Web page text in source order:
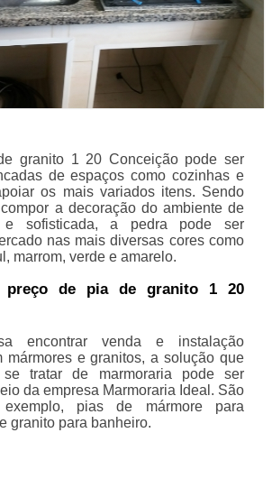
granito 1 20 Conceição pode ser
de espaços como cozinhas e
os mais variados itens. Sendo
a decoração do ambiente de
e sofisticada, a pedra pode ser
nas mais diversas cores como
marrom, verde e amarelo.
preço de pia de granito 1 20
encontrar venda e instalação
mármores e granitos, a solução que
tratar de marmoraria pode ser
da empresa Marmoraria Ideal. São
pias de mármore para
granito para banheiro.